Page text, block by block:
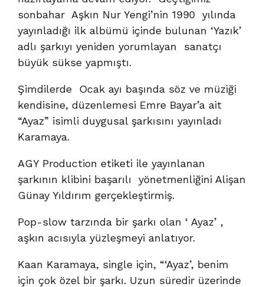
sonbahar Aşkın Nur Yengi’nin 1990 yılında
yayınladığı ilk albümü içinde bulunan ‘Yazık’
adlı şarkıyı yeniden yorumlayan sanatçı
büyük sükse yapmıştı.
Şimdilerde Ocak ayı başında söz ve müziği
kendisine, düzenlemesi Emre Bayar’a ait
“Ayaz” isimli duygusal şarkısını yayınladı
Karamaya.
AGY Production etiketi ile yayınlanan
şarkının klibini başarılı yönetmenliğini Alişan
Günay Yıldırım gerçekleştirmiş.
Pop-slow tarzında bir şarkı olan ‘ Ayaz’ ,
aşkın acısıyla yüzleşmeyi anlatıyor.
Kaan Karamaya, single için, “‘Ayaz’, benim
için çok özel bir şarkı. Uzun süredir üzerinde